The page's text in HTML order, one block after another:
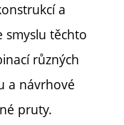
a
smyslu těchto
různých
a návrhové
pruty.